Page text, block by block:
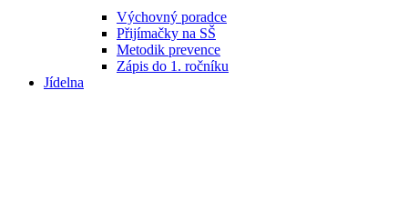
Výchovný poradce
Přijímačky na SŠ
Metodik prevence
Zápis do 1. ročníku
Jídelna